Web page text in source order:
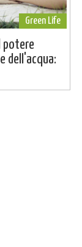
Green Life
potere
dell'acqua: